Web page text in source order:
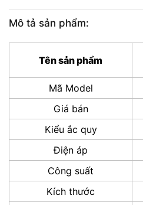
Mô tả sản phẩm:
Tên sản phẩm
Mã Model
Giá bán
Kiểu ắc quy
Điện áp
Công suất
Kích thước